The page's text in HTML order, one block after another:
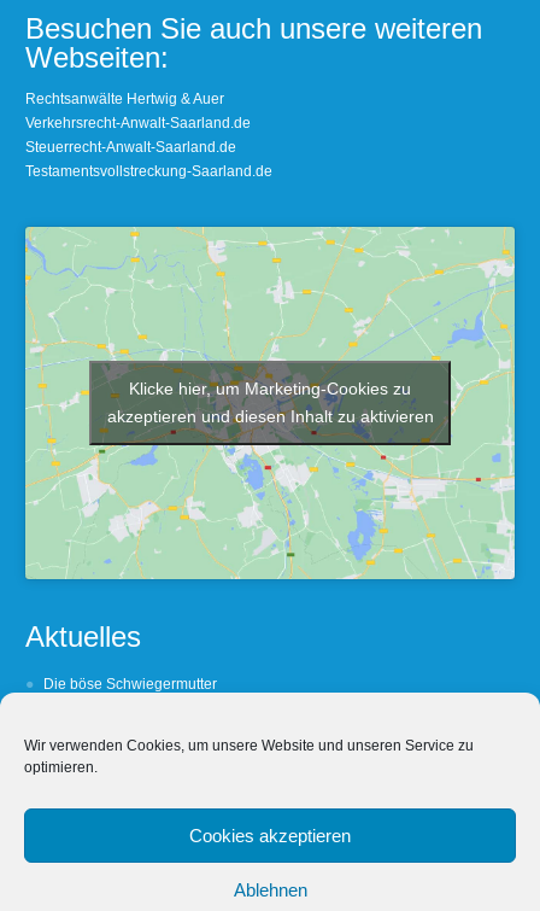
Wir verwenden Cookies, um unsere Website und unseren Service zu
optimieren.
Cookies akzeptieren
Ablehnen
Besuchen Sie auch unsere weiteren
Webseiten:
Rechtsanwälte Hertwig & Auer
Verkehrsrecht-Anwalt-Saarland.de
Steuerrecht-Anwalt-Saarland.de
Testamentsvollstreckung-Saarland.de
Klicke hier, um Marketing-Cookies zu
akzeptieren und diesen Inhalt zu aktivieren
Aktuelles
Die böse Schwiegermutter
(Un- Treue lohnt sich nicht
Wein, Weib & Worschd